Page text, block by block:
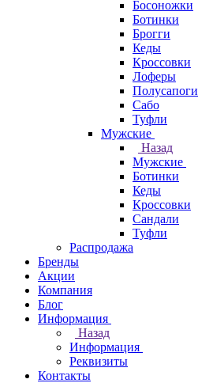
Босоножки
Ботинки
Брогги
Кеды
Кроссовки
Лоферы
Полусапоги
Сабо
Туфли
Мужские
Назад
Мужские
Ботинки
Кеды
Кроссовки
Сандали
Туфли
Распродажа
Бренды
Акции
Компания
Блог
Информация
Назад
Информация
Реквизиты
Контакты